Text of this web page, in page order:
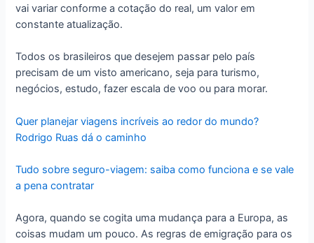
vai variar conforme a cotação do real, um valor em
constante atualização.
Todos os brasileiros que desejem passar pelo país
precisam de um visto americano, seja para turismo,
negócios, estudo, fazer escala de voo ou para morar.
Quer planejar viagens incríveis ao redor do mundo?
Rodrigo Ruas dá o caminho
Tudo sobre seguro-viagem: saiba como funciona e se vale
a pena contratar
Agora, quando se cogita uma mudança para a Europa, as
coisas mudam um pouco. As regras de emigração para os